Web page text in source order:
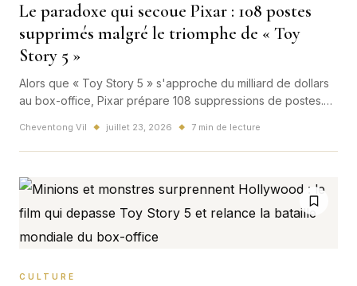
Le paradoxe qui secoue Pixar : 108 postes
supprimés malgré le triomphe de « Toy
Story 5 »
Alors que « Toy Story 5 » s'approche du milliard de dollars
au box-office, Pixar prépare 108 suppressions de postes.
mondiale de Disney.
Cheventong Vil ◆ juillet 23, 2026 ◆ 7 min de lecture
CULTURE